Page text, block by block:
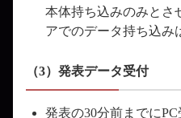
本体持ち込みのみとさ
アでのデータ持ち込み
（3）発表データ受付
発表の30分前までに